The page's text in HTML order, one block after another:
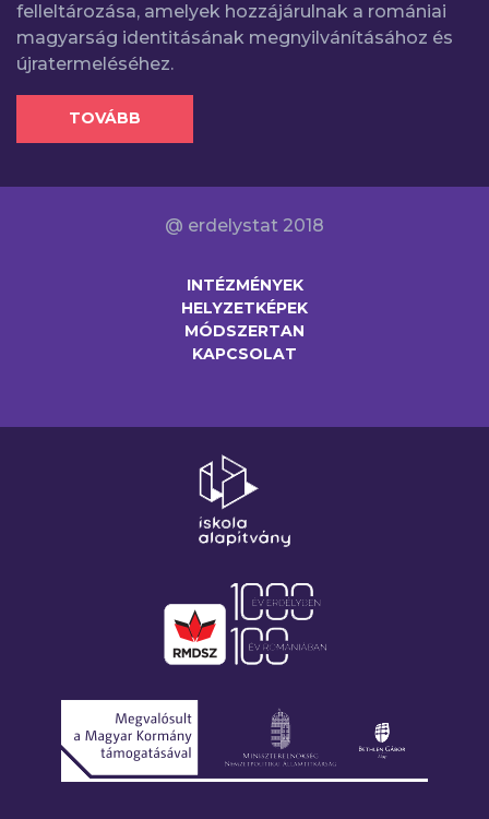
felleltározása, amelyek hozzájárulnak a romániai
magyarság identitásának megnyilvánításához és
újratermeléséhez.
TOVÁBB
@ erdelystat 2018
INTÉZMÉNYEK
HELYZETKÉPEK
MÓDSZERTAN
KAPCSOLAT